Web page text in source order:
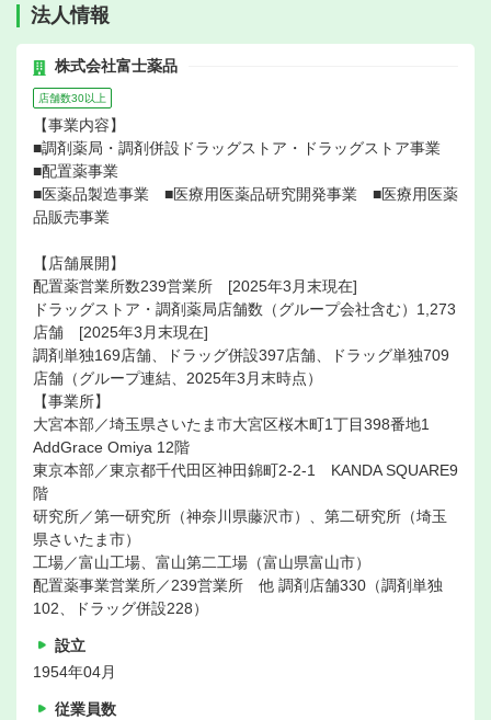
法人情報
株式会社富士薬品
店舗数30以上
【事業内容】
■調剤薬局・調剤併設ドラッグストア・ドラッグストア事業
■配置薬事業
■医薬品製造事業 ■医療用医薬品研究開発事業 ■医療用医薬
品販売事業
【店舗展開】
配置薬営業所数239営業所 [2025年3月末現在]
ドラッグストア・調剤薬局店舗数（グループ会社含む）1,273
店舗 [2025年3月末現在]
調剤単独169店舗、ドラッグ併設397店舗、ドラッグ単独709
店舗（グループ連結、2025年3月末時点）
【事業所】
大宮本部／埼玉県さいたま市大宮区桜木町1丁目398番地1
AddGrace Omiya 12階
東京本部／東京都千代田区神田錦町2-2-1 KANDA SQUARE9
階
研究所／第一研究所（神奈川県藤沢市）、第二研究所（埼玉
県さいたま市）
工場／富山工場、富山第二工場（富山県富山市）
配置薬事業営業所／239営業所 他 調剤店舗330（調剤単独
102、ドラッグ併設228）
設立
1954年04月
従業員数